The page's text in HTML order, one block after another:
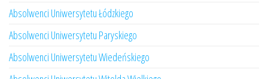
Absolwenci Uniwersytetu Łódzkiego
Absolwenci Uniwersytetu Paryskiego
Absolwenci Uniwersytetu Wiedeńskiego